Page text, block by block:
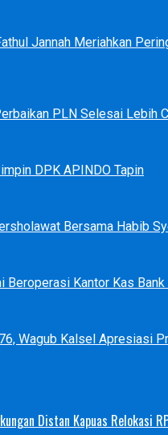
Jannah Meriahkan
PLN Selesai Lebih
DPK APINDO Tapin
Bersama Habib
Beroperasi Kantor Kas Bank
Wagub Kalsel Apresiasi
Distan Kapuas Relokasi